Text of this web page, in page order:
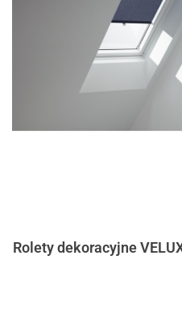
Rolety dekoracyjne